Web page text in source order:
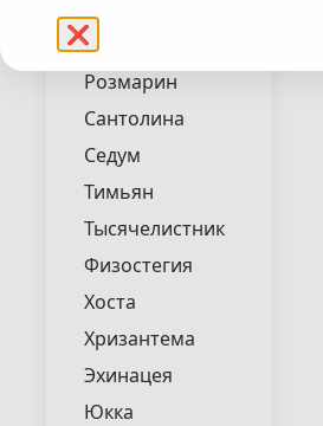
❌Полынь
Розмарин
Сантолина
Седум
Тимьян
Тысячелистник
Физостегия
Хоста
Хризантема
Эхинацея
Юкка